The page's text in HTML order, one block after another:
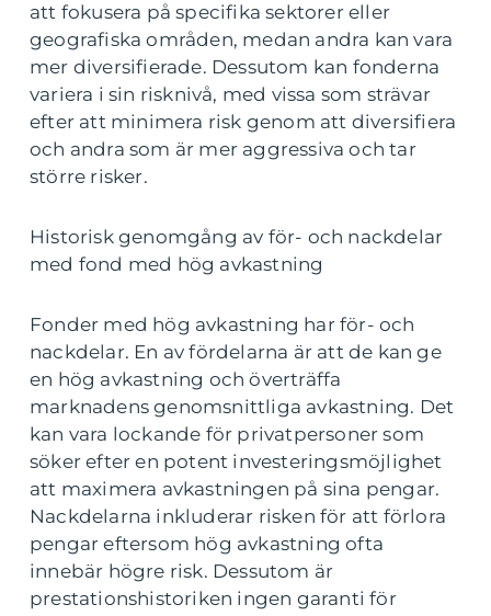
att fokusera på specifika sektorer eller
geografiska områden, medan andra kan vara
mer diversifierade. Dessutom kan fonderna
variera i sin risknivå, med vissa som strävar
efter att minimera risk genom att diversifiera
och andra som är mer aggressiva och tar
större risker.
Historisk genomgång av för- och nackdelar
med fond med hög avkastning
Fonder med hög avkastning har för- och
nackdelar. En av fördelarna är att de kan ge
en hög avkastning och överträffa
marknadens genomsnittliga avkastning. Det
kan vara lockande för privatpersoner som
söker efter en potent investeringsmöjlighet
att maximera avkastningen på sina pengar.
Nackdelarna inkluderar risken för att förlora
pengar eftersom hög avkastning ofta
innebär högre risk. Dessutom är
prestationshistoriken ingen garanti för